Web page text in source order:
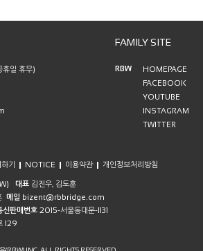
일 휴무)
FAMILY SITE
RBW
HOMEPAGE
FACEBOOK
YOUTUBE
INSTAGRAM
TWITTER
기 NOTICE 이용약관 개인정보처리방침
대표 김진우, 김도훈
메일 bizent@rbbridge.com
신판매번호 2015-서울동대문-1131
129